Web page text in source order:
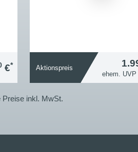
€* Aktionspreis
ehem. UVP
Preise inkl. MwSt.